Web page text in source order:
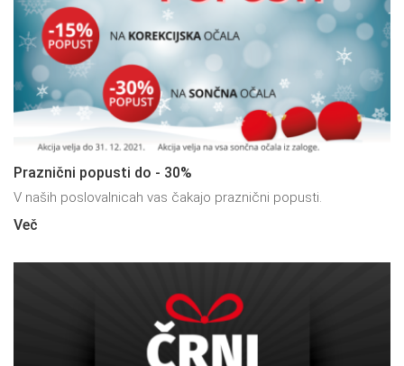
Praznični popusti do - 30%
V naših poslovalnicah vas čakajo praznični popusti.
Več